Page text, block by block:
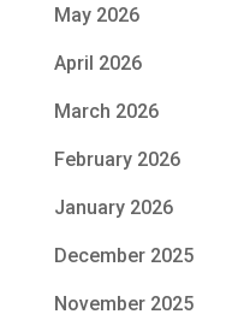
May 2026
April 2026
March 2026
February 2026
January 2026
December 2025
November 2025